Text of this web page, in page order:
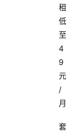
租
低
至
4
9
元
/
月
套